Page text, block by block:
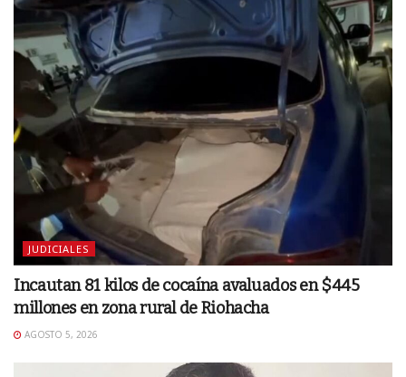
JUDICIALES
Incautan 81 kilos de cocaína avaluados en $445
millones en zona rural de Riohacha
AGOSTO 5, 2026